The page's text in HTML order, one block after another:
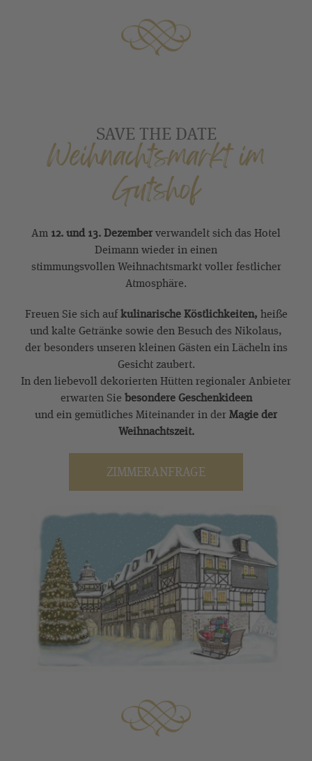
SAVE THE DATE
Weihnachtsmarkt im
Gutshof
Am 12. und 13. Dezemberverwandelt sich das Hotel
Deimann wieder in einen
stimmungsvollen Weihnachtsmarkt voller festlicher
Atmosphäre.
Freuen Sie sich aufkulinarische Köstlichkeiten, heiße
und kalte Getränke sowie den Besuch des Nikolaus,
der besonders unseren kleinen Gästen ein Lächeln ins
Gesicht zaubert.
In den liebevoll dekorierten Hütten regionaler Anbieter
erwarten Sie besondere Geschenkideen
und ein gemütliches Miteinander in derMagie der
Weihnachtszeit.
ZIMMERANFRAGE